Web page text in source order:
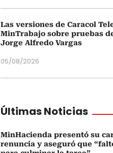
Las versiones de Caracol
MinTrabajo sobre pruebas
Jorge Alfredo Vargas
05/08/2026
Últimas Noticias
MinHacienda presentó su
renuncia y aseguró que